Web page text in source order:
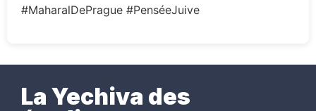
#MaharalDePrague #PenséeJuive
La Yechiva des